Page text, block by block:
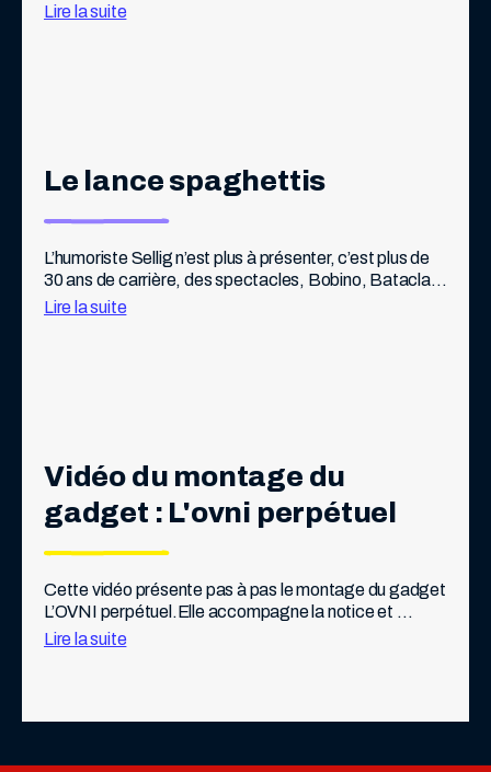
Lire la suite
Le lance spaghettis
L’humoriste Sellig n’est plus à présenter, c’est plus de
30 ans de carrière, des spectacles, Bobino, Bataclan,
Olympia, mais aussi 7 romans, 1 album de BD, 50
Lire la suite
Vidéo du montage du
gadget : L'ovni perpétuel
Cette vidéo présente pas à pas le montage du gadget
L’OVNI perpétuel.Elle accompagne la notice et
permet de visualiser les différentes étapes
Lire la suite